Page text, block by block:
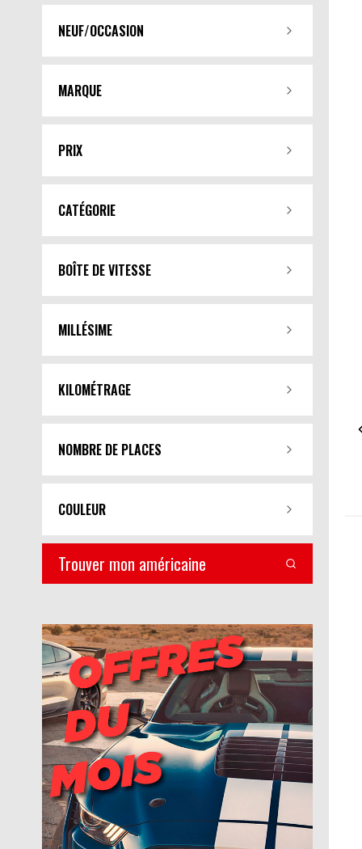
NEUF/OCCASION
MARQUE
PRIX
CATÉGORIE
BOÎTE DE VITESSE
MILLÉSIME
KILOMÉTRAGE
NOMBRE DE PLACES
COULEUR
Trouver mon américaine